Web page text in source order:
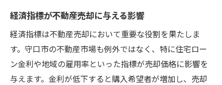
守口市の生活利便性を売却にどう結びつけ
市場分析を駆使した守口市不動産売却のステッ
プ
市場分析の基本ステップと注意点
経済指標が不動産売却に与える影響
経済指標は不動産売却において重要な役割を果たしま
す。守口市の不動産市場も例外ではなく、特に住宅ロー
ン金利や地域の雇用率といった指標が売却価格に影響を
与えます。金利が低下すると購入希望者が増加し、売却